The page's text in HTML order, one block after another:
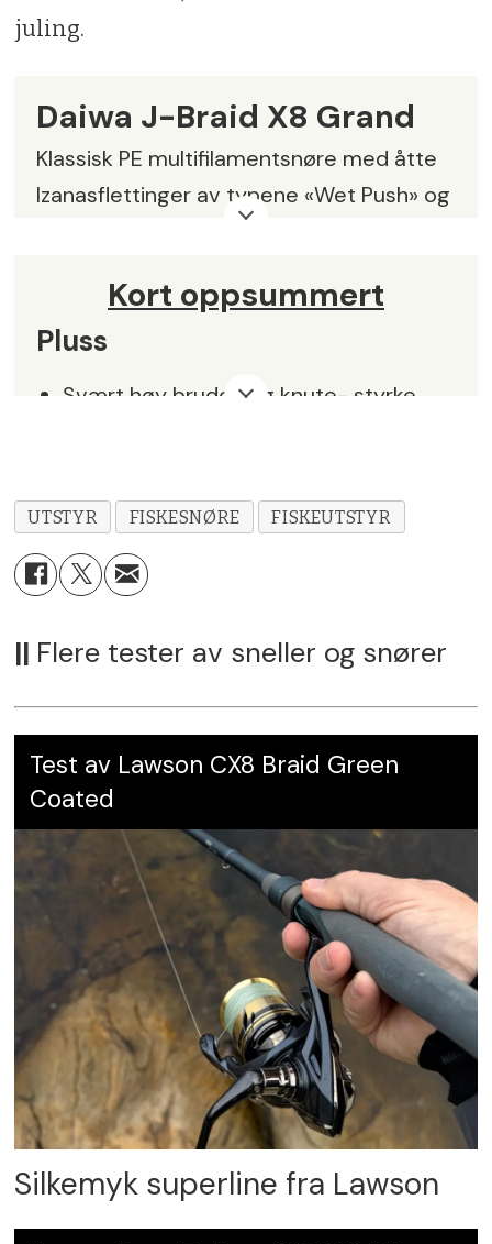
juling.
Daiwa J-Braid X8 Grand
Klassisk PE multifilamentsnøre med åtte
Izanasflettinger av typene «Wet Push» og
Farger:Gul, grå, blå og flerfarget
1350 m og 1500 m
Pris:Fra kr 249,- (135 m)
Leverandør:
Kort oppsummert
Pluss
Svært høy brudd- og knute- styrke
Prisgunstig
Noe å tenke på
Noe tykkere enn oppgitt
Slitasjestyrken mot skarpe gjenstande
Karakter:
UTSTYR FISKESNØRE FISKEUTSTYR
|| Flere tester av sneller og snører
Test av Lawson CX8 Braid Green
Coated
Silkemyk superline fra Lawson